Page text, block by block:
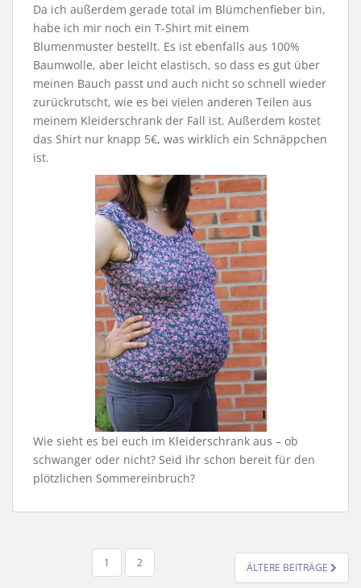
Da ich außerdem gerade total im Blümchenfieber bin,
habe ich mir noch ein T-Shirt mit einem
Blumenmuster bestellt. Es ist ebenfalls aus 100%
Baumwolle, aber leicht elastisch, so dass es gut über
meinen Bauch passt und auch nicht so schnell wieder
zurückrutscht, wie es bei vielen anderen Teilen aus
meinem Kleiderschrank der Fall ist. Außerdem kostet
das Shirt nur knapp 5€, was wirklich ein Schnäppchen
ist.
Wie sieht es bei euch im Kleiderschrank aus – ob
schwanger oder nicht? Seid ihr schon bereit für den
plötzlichen Sommereinbruch?
SEITENNUMMERIERUNG
1 2 ÄLTERE BEITRÄGE